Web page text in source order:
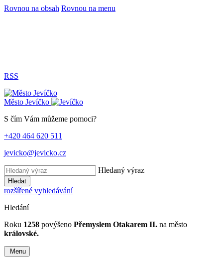
Rovnou na obsah Rovnou na menu
RSS
Město Jevíčko
S čím Vám můžeme pomoci?
+420 464 620 511
jevicko@jevicko.cz
Hledaný výraz
Hledat
rozšířené vyhledávání
Hledání
Roku 1258 povýšeno Přemyslem Otakarem II. na město
královské.
Menu